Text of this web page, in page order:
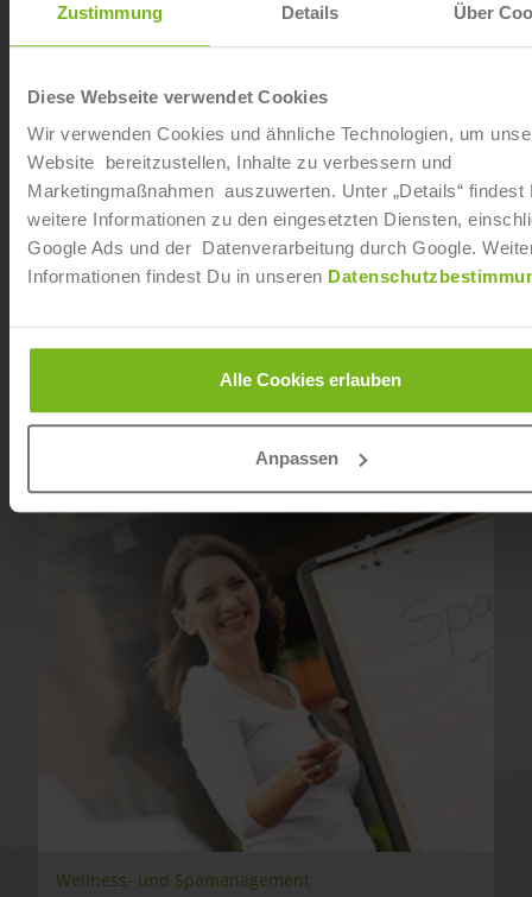
Zustimmung Details Über
Diese Webseite verwendet Cookies
Wir verwenden Cookies und ähnliche Technologien, um
Website bereitzustellen, Inhalte zu verbessern und
Marketingmaßnahmen auszuwerten. Unter „Details“ findest
weitere Informationen zu den eingesetzten Diensten,
Google Ads und der Datenverarbeitung durch Google.
Informationen findest Du in unseren
Alle Cookies erlauben
Anpassen
Sport- & Fitnesskaufmann (IHK)
Wellness- und Spamanagement